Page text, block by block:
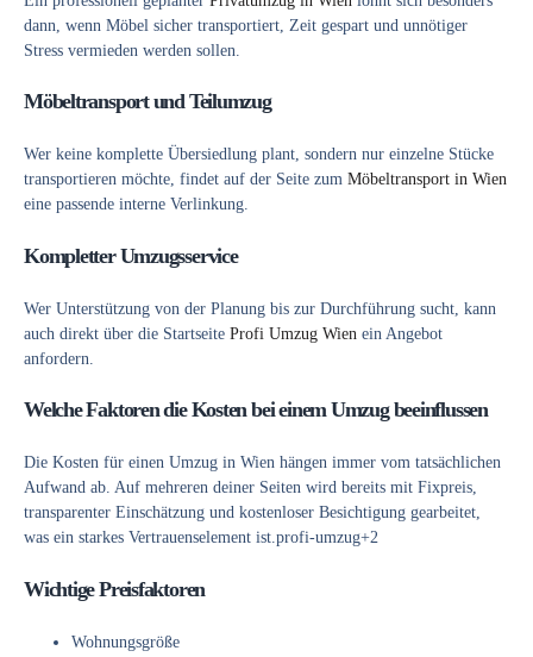
dann, wenn Möbel sicher transportiert, Zeit gespart und unnötiger
Stress vermieden werden sollen.
Möbeltransport und Teilumzug
Wer keine komplette Übersiedlung plant, sondern nur einzelne Stücke
transportieren möchte, findet auf der Seite zum Möbeltransport in Wien
eine passende interne Verlinkung.
Kompletter Umzugsservice
Wer Unterstützung von der Planung bis zur Durchführung sucht, kann
auch direkt über die Startseite Profi Umzug Wien ein Angebot
anfordern.
Welche Faktoren die Kosten bei einem Umzug beeinflussen
Die Kosten für einen Umzug in Wien hängen immer vom tatsächlichen
Aufwand ab. Auf mehreren deiner Seiten wird bereits mit Fixpreis,
transparenter Einschätzung und kostenloser Besichtigung gearbeitet,
was ein starkes Vertrauenselement ist.profi-umzug+2
Wichtige Preisfaktoren
Wohnungsgröße